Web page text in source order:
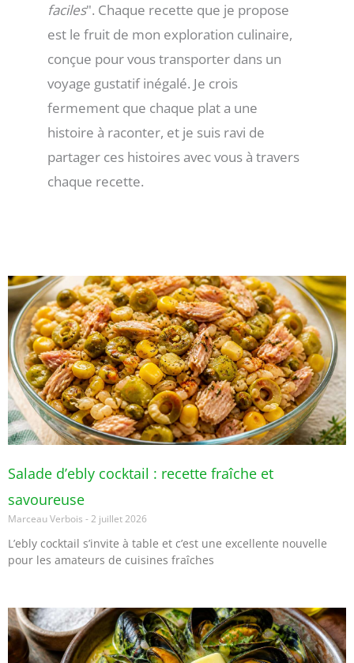
faciles". Chaque recette que je propose
est le fruit de mon exploration culinaire,
conçue pour vous transporter dans un
voyage gustatif inégalé. Je crois
fermement que chaque plat a une
histoire à raconter, et je suis ravi de
partager ces histoires avec vous à travers
chaque recette.
Salade d’ebly cocktail : recette fraîche et
savoureuse
Marceau Verbois 2 juillet 2026
L’ebly cocktail s’invite à table et c’est une excellente nouvelle
pour les amateurs de cuisines fraîches